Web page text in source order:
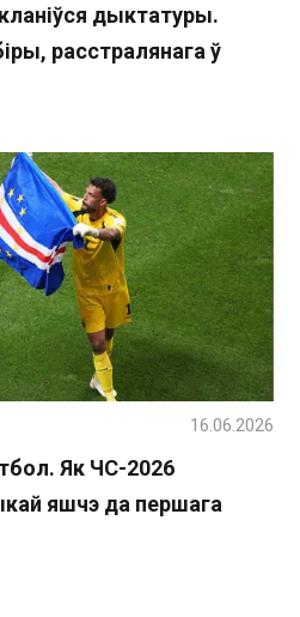
дыктатуры.
расстралянага ў
Як ЧС-2026
яшчэ да першага
16.06.2026